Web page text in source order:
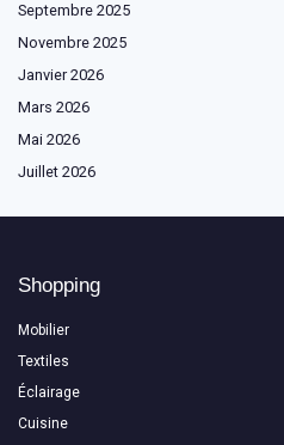
Septembre 2025
Novembre 2025
Janvier 2026
Mars 2026
Mai 2026
Juillet 2026
Shopping
Mobilier
Textiles
Éclairage
Cuisine